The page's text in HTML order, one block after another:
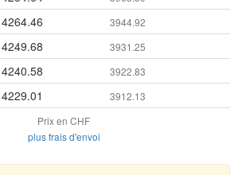
4264.46 3944.92
4249.68 3931.25
4240.58 3922.83
4229.01
3912.13
Prix en CHF
plus frais d'envoi